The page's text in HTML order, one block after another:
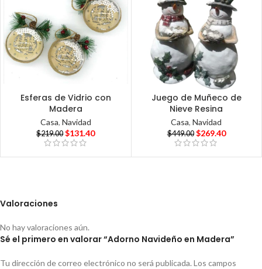
Esferas de Vidrio con
Madera
Casa, Navidad
$219.00 $131.40
Juego de Muñeco de
Nieve Resina
Casa,Navidad
$449.00 $269.40
Valoraciones
No hay valoraciones aún.
Sé el primero en valorar “Adorno Navideño en Madera”
Tu dirección de correo electrónico no será publicada. Los campos